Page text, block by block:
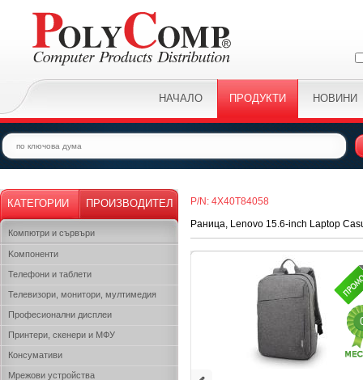
НАЧАЛО ПРОДУКТИ НОВИНИ
КАТЕГОРИИ ПРОИЗВОДИТЕЛ
Компютри и сървъри
Kомпоненти
Телефони и таблети
Телевизори, монитори, мултимедия
Професионални дисплеи
Принтери, скенери и МФУ
Консумативи
Мрежови устройства
P/N: 4X40T84058
Раница, Lenovo 15.6-inch Laptop